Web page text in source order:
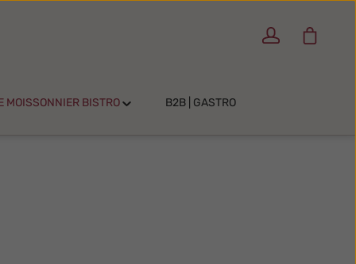
MOISSONNIER BISTRO B2B | GASTRO